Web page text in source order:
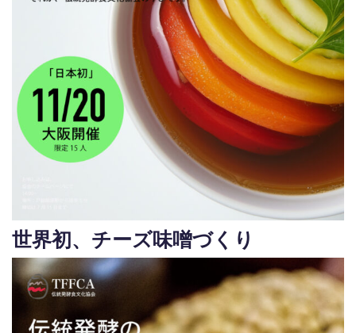
世界初、チーズ味噌づくり